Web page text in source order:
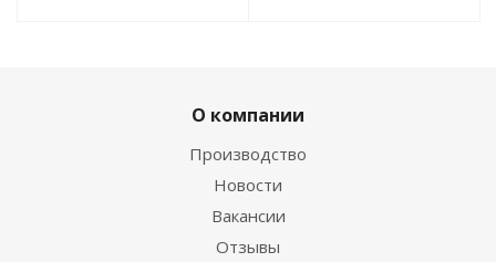
О компании
Производство
Новости
Вакансии
Отзывы